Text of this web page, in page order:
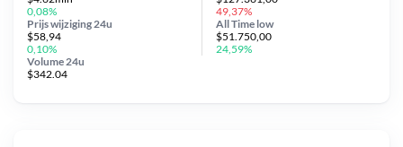
Prijs wijziging 24u
$58,94
0,10%
0,08%
Volume 24u
$342.04
49,37%
All Time low
$51.750,00
24,59%